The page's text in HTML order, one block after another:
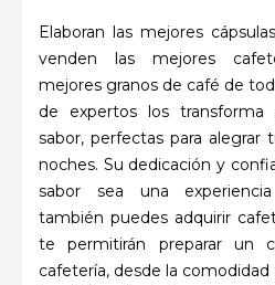
Elaboran las mejores
venden las mejores
mejores granos de café de
de expertos los transforma
sabor, perfectas para
noches. Su dedicación y
sabor sea una
también puedes adquirir
te permitirán preparar un
cafetería, desde la